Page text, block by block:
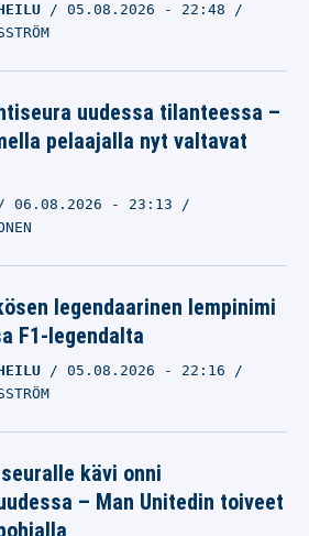
05.08.2026 - 22:48
uudessa tilanteessa –
pelaajalla nyt valtavat
06.08.2026 - 23:13
legendaarinen lempinimi
F1-legendalta
05.08.2026 - 22:16
kävi onni
– Man Unitedin toiveet